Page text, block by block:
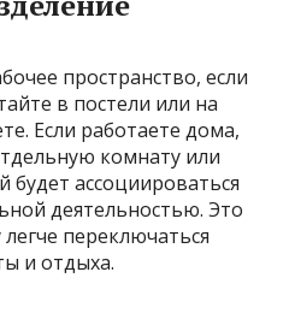
пространство, если
в постели или на
Если работаете дома,
комнату или
будет ассоциироваться
деятельностью. Это
переключаться
и отдыха.